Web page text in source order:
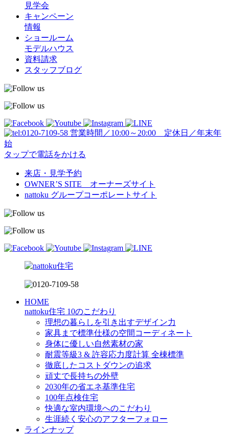
見学会
キャンペーン
情報
ショールーム
モデルハウス
資料請求
スタッフブログ
営業時間／10:00～20:00 定休日／年末年
始
タップで電話をかける
来店・見学予約
OWNER’S SITE オーナーズサイト
nattoku グループコーポレートサイト
HOME
nattoku住宅 10のこだわり
理想の暮らしを引き出すデザイン力
家具まで標準仕様の空間コーディネート
身体に優しい自然素材の家
耐震等級3 & 許容応力度計算 全棟標準
徹底したコストダウンの追求
頑丈で長持ちの外壁
2030年の省エネ基準住宅
100年点検住宅
快適な室内環境へのこだわり
生涯続く安心のアフターフォロー
ラインナップ